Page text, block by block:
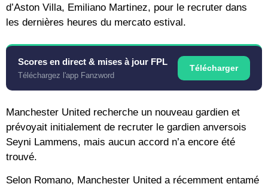
d’Aston Villa, Emiliano Martinez, pour le recruter dans
les dernières heures du mercato estival.
Scores en direct & mises à jour FPL
Téléchargez l'app Fanzword
Télécharger
Manchester United recherche un nouveau gardien et
prévoyait initialement de recruter le gardien anversois
Seyni Lammens, mais aucun accord n’a encore été
trouvé.
Selon Romano, Manchester United a récemment entamé